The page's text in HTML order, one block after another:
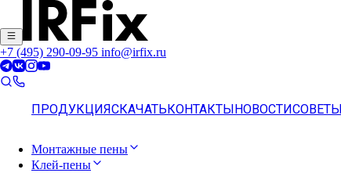
+7 (495) 290-09-95 info@irfix.ru
ПРОДУКЦИЯСКАЧАТЬКОНТАКТЫ НОВОСТИСОВЕТЫ
Монтажные пены
Клей-пены